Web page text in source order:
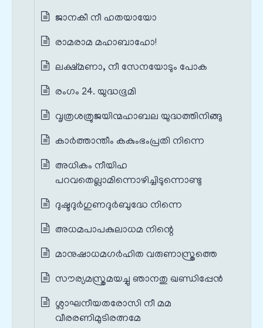
ജാനകീ നീ ഹതയായോ
രാമരാമ മഹാബാഹോ!
ലക്ഷ്മണാ, നീ സേനയോടും പോക
രംഗം 24. യുദ്ധഭൂമി
വൃത്രശത്രുജയിന്മഹാബല യുദ്ധത്തിനിങ്ങു
കാർത്താന്തീം കകുംഭംപ്രതി നിന്നെ
അധികം നീയിഹ
പറവതെല്ലാമിന്നൊഴിച്ചിടുന്നൊണ്ടു
ദുഷ്ടദുർഗുണദുർബുദ്ധേ നിന്നെ
അധമപാപകുലാധമ നിന്റെ
മാനുഷാധമഗർഹിത വരുണാസ്ത്രത്തെ
സൗര്യമസ്ത്രമയച്ചു ഞാനതു ഖണ്ഡിപ്പേൻ
ശ്ലാഘനീയതരോസി നീ മമ
വീരരണിമുടിരത്നമേ